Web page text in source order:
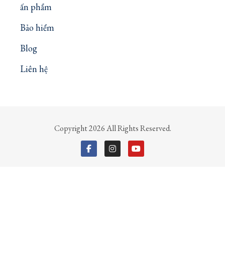
ấn phẩm
Bảo hiểm
Blog
Liên hệ
Copyright 2026 All Rights Reserved.